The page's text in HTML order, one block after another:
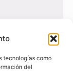
tecnologías como
del